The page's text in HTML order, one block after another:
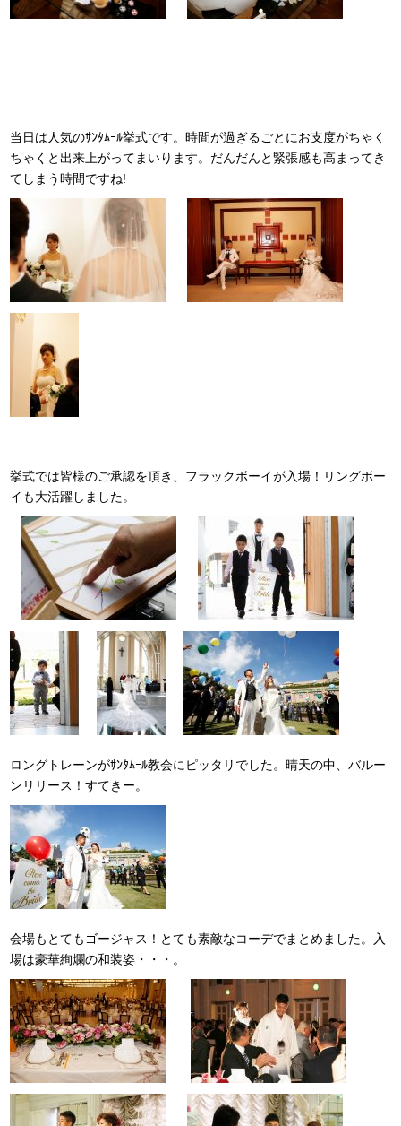
当日は人気のｻﾝﾀﾑｰﾙ挙式です。時間が過ぎるごとにお支度がちゃく
ちゃくと出来上がってまいります。だんだんと緊張感も高まってき
てしまう時間ですね!
挙式では皆様のご承認を頂き、フラックボーイが入場！リングボー
イも大活躍しました。
ロングトレーンがｻﾝﾀﾑｰﾙ教会にピッタリでした。晴天の中、バルー
ンリリース！すてきー。
会場もとてもゴージャス！とても素敵なコーデでまとめました。入
場は豪華絢爛の和装姿・・・。